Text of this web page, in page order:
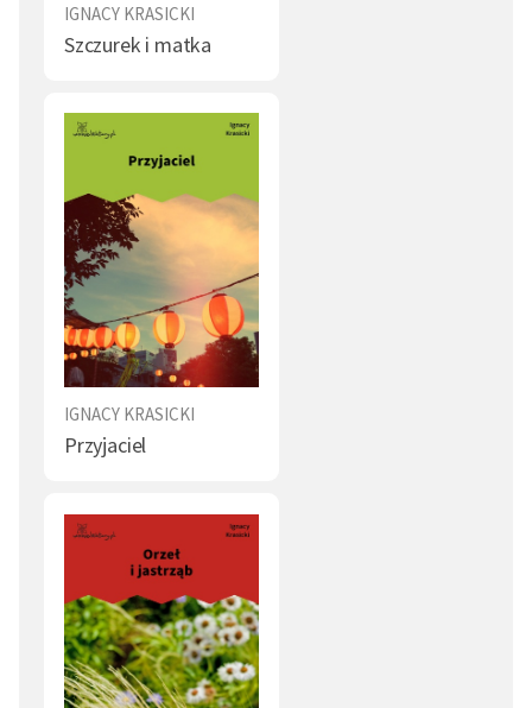
IGNACY KRASICKI
Szczurek i matka
IGNACY KRASICKI
Przyjaciel